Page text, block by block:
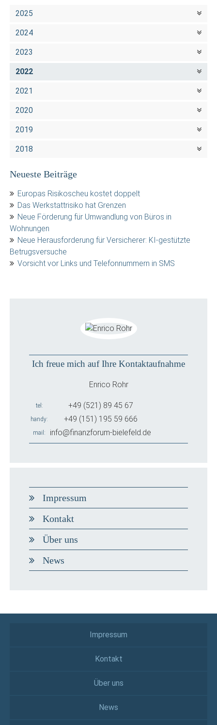
2025
2024
2023
2022
2021
2020
2019
2018
Neueste Beiträge
Europas Risikoscheu kostet doppelt
Das Werkstattrisiko hat Grenzen
Neue Förderung für Umwandlung von Büros in
Wohnungen
Neue Herausforderung für Versicherer: KI-gestützte
Betrugsversuche
Vorsicht vor Links und Telefonnummern in SMS
Ich freue mich auf Ihre Kontaktaufnahme
Enrico Rohr
tel +49 (521) 89 45 67
handy +49 (151) 195 59 666
mail info@finanzforum-bielefeld.de
Impressum
Kontakt
Über uns
News
Impressum
Kontakt
Über uns
News